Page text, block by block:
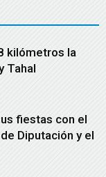
kilómetros la
Tahal
fiestas con el
Diputación y el